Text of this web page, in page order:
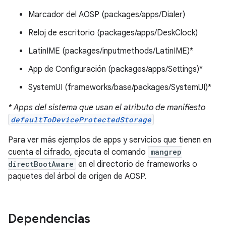
Marcador del AOSP (packages/apps/Dialer)
Reloj de escritorio (packages/apps/DeskClock)
LatinIME (packages/inputmethods/LatinIME)*
App de Configuración (packages/apps/Settings)*
SystemUI (frameworks/base/packages/SystemUI)*
* Apps del sistema que usan el atributo de manifiesto
defaultToDeviceProtectedStorage
Para ver más ejemplos de apps y servicios que tienen en
cuenta el cifrado, ejecuta el comando mangrep
directBootAware en el directorio de frameworks o
paquetes del árbol de origen de AOSP.
Dependencias